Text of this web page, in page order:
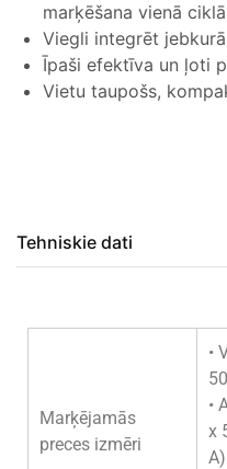
marķēšana vienā ciklā
Viegli integrēt
Īpaši efektīva un ļoti
Vietu taupošs,
Tehniskie dati
Marķējamās
preces izmēri
•
•
x